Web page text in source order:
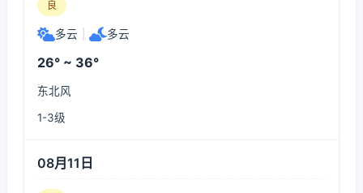
良
多云 多云
26° ~ 36°
东北风
1-3级
08月11日